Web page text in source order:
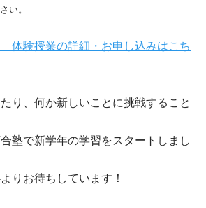
い。
体験授業の詳細・お申し込みはこち
り、何か新しいことに挑戦すること
塾で新学年の学習をスタートしまし
りお待ちしています！